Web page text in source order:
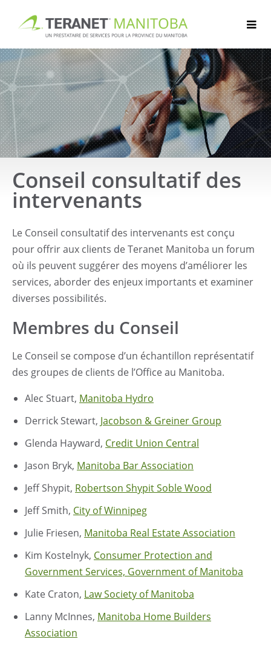
contenu
Conseil consultatif des
intervenants
Le Conseil consultatif des intervenants est conçu
pour offrir aux clients de Teranet Manitoba un forum
où ils peuvent suggérer des moyens d’améliorer les
services, aborder des enjeux importants et examiner
diverses possibilités.
Membres du Conseil
Le Conseil se compose d’un échantillon représentatif
des groupes de clients de l’Office au Manitoba.
Alec Stuart, Manitoba Hydro
Derrick Stewart, Jacobson & Greiner Group
Glenda Hayward, Credit Union Central
Jason Bryk, Manitoba Bar Association
Jeff Shypit, Robertson Shypit Soble Wood
Jeff Smith, City of Winnipeg
Julie Friesen, Manitoba Real Estate Association
Kim Kostelnyk, Consumer Protection and
Government Services, Government of Manitoba
Kate Craton, Law Society of Manitoba
Lanny McInnes, Manitoba Home Builders
Association